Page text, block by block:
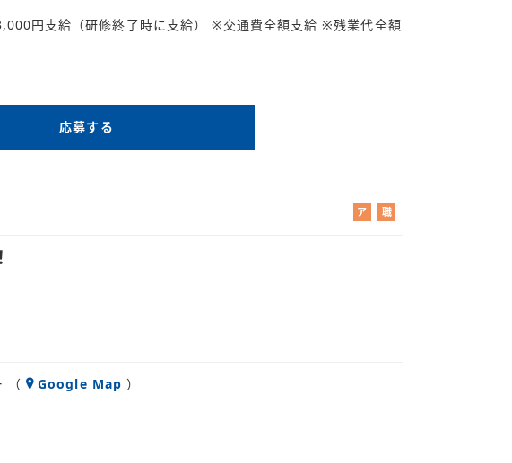
円支給（研修終了時に支給） ※交通費全額支給 ※残業代全額
応募する
ア
職
（ Google Map ）